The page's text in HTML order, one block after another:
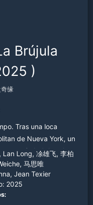
Brújula
)
缘
Tras una loca
de Nueva York, un
una ciudad dorada
de magia, guerreros
a casa, viven
y humor, donde
¡y quizás
Long, 凃雄飞, 李柏
马思唯
Jean Texier
2025